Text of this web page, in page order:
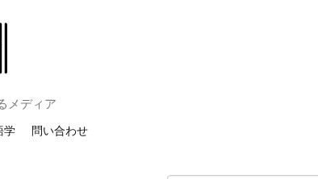
メディア
学 問い合わせ